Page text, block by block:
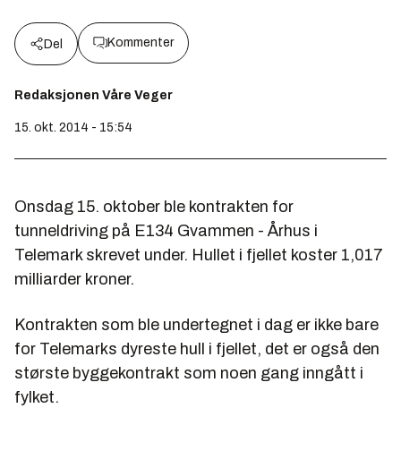
Del Kommenter
Redaksjonen Våre Veger
15. okt. 2014 - 15:54
Onsdag 15. oktober ble kontrakten for
tunneldriving på E134 Gvammen - Århus i
Telemark skrevet under. Hullet i fjellet koster 1,017
milliarder kroner.
Kontrakten som ble undertegnet i dag er ikke bare
for Telemarks dyreste hull i fjellet, det er også den
største byggekontrakt som noen gang inngått i
fylket.